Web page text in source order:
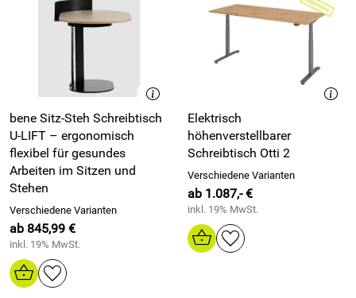
bene Sitz‑Steh Schreibtisch
U‑LIFT – ergonomisch
flexibel für gesundes
Arbeiten im Sitzen und
Stehen
Verschiedene Varianten
ab 845,99 €
inkl. 19% MwSt.
Elektrisch
höhenverstellbarer
Schreibtisch Otti 2
Verschiedene Varianten
ab 1.087,- €
inkl. 19% MwSt.